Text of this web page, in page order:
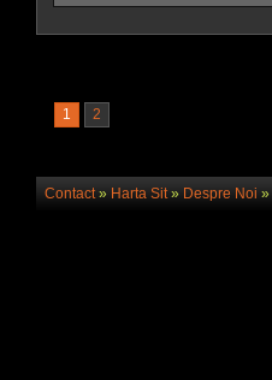
1 2
Contact» Harta Sit» Despre Noi »